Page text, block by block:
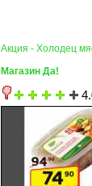
Акция - Холодец
Магазин Да!